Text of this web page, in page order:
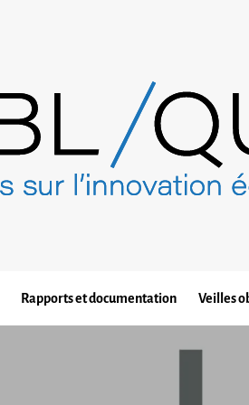
Rapports et documentation Veilles